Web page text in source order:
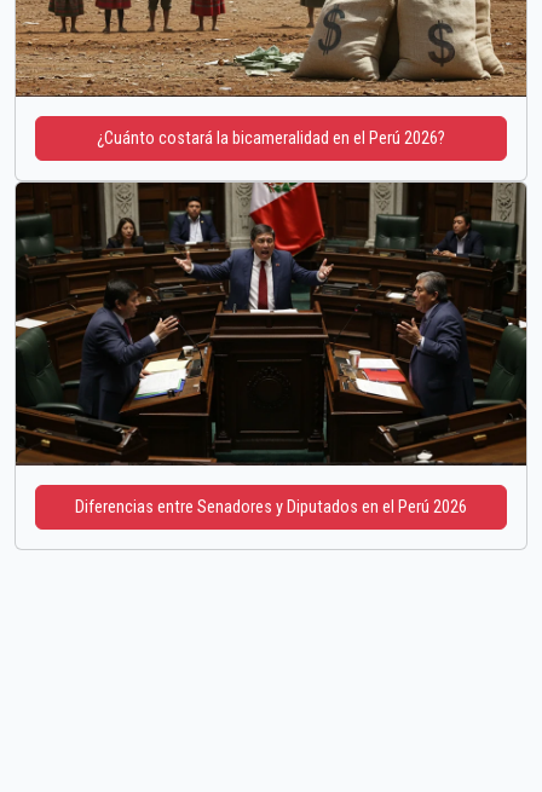
¿Cuánto costará la bicameralidad en el Perú 2026?
Diferencias entre Senadores y Diputados en el Perú 2026